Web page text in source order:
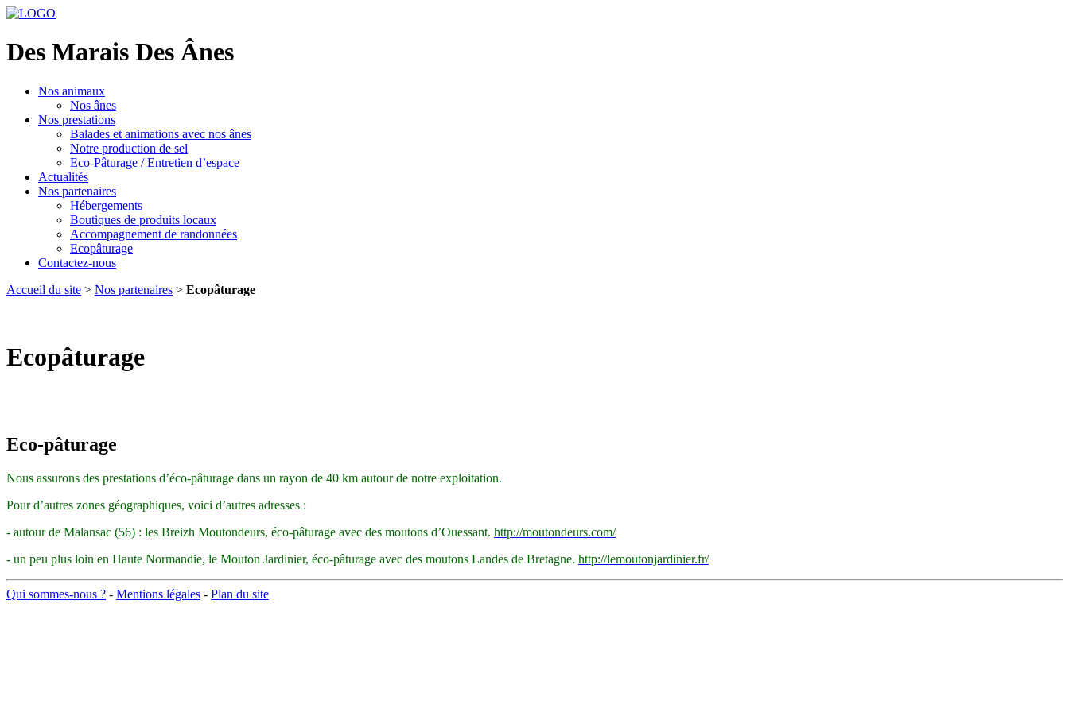
Des Marais Des Ânes
Nos animaux
Nos ânes
Nos prestations
Balades et animations avec nos ânes
Notre production de sel
Eco-Pâturage / Entretien d’espace
Actualités
Nos partenaires
Hébergements
Boutiques de produits locaux
Accompagnement de randonnées
Ecopâturage
Contactez-nous
Accueil du site > Nos partenaires > Ecopâturage
Ecopâturage
Eco-pâturage
Nous assurons des prestations d’éco-pâturage dans un rayon de 40 km autour de notre exploitation.
Pour d’autres zones géographiques, voici d’autres adresses :
- autour de Malansac (56) : les Breizh Moutondeurs, éco-pâturage avec des moutons d’Ouessant. http://moutondeurs.com/
- un peu plus loin en Haute Normandie, le Mouton Jardinier, éco-pâturage avec des moutons Landes de Bretagne. http://lemoutonjardinier.fr/
Qui sommes-nous ? - Mentions légales - Plan du site